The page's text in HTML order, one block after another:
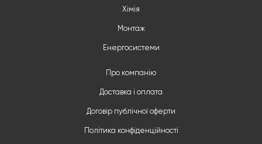
Хімія
Монтаж
Енергосистеми
Про компанію
Доставка і оплата
Договір публічної оферти
Політика конфіденційності